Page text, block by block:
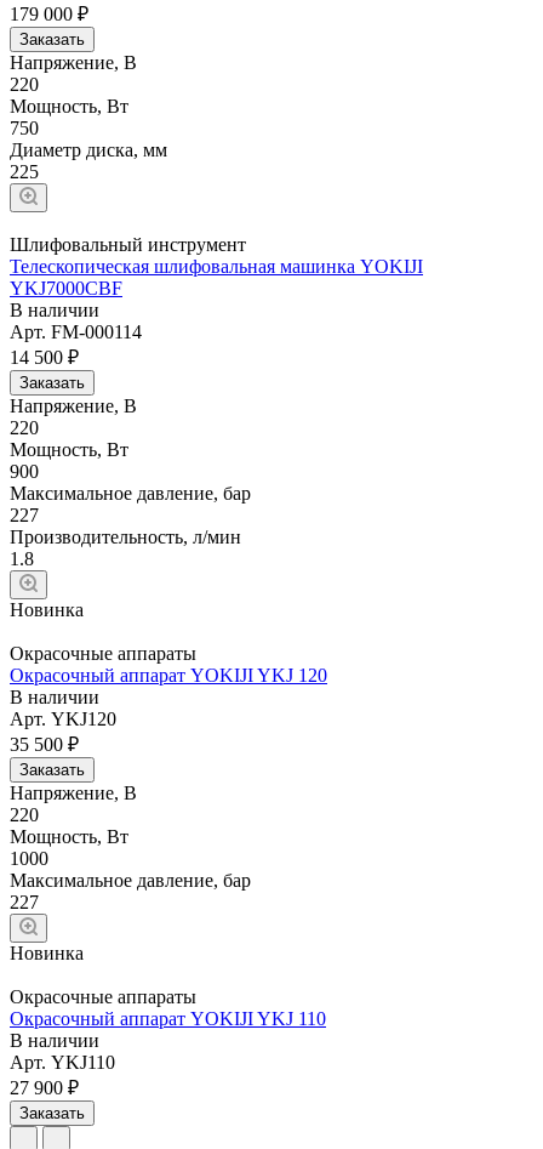
179 000 ₽
Заказать
Напряжение, В
220
Мощность, Вт
750
Диаметр диска, мм
225
Шлифовальный инструмент
Телескопическая шлифовальная машинка YOKIJI
YKJ7000CBF
В наличии
Арт. FM-000114
14 500 ₽
Заказать
Напряжение, В
220
Мощность, Вт
900
Максимальное давление, бар
227
Производительность, л/мин
1.8
Новинка
Окрасочные аппараты
Окрасочный аппарат YOKIJI YKJ 120
В наличии
Арт. YKJ120
35 500 ₽
Заказать
Напряжение, В
220
Мощность, Вт
1000
Максимальное давление, бар
227
Новинка
Окрасочные аппараты
Окрасочный аппарат YOKIJI YKJ 110
В наличии
Арт. YKJ110
27 900 ₽
Заказать